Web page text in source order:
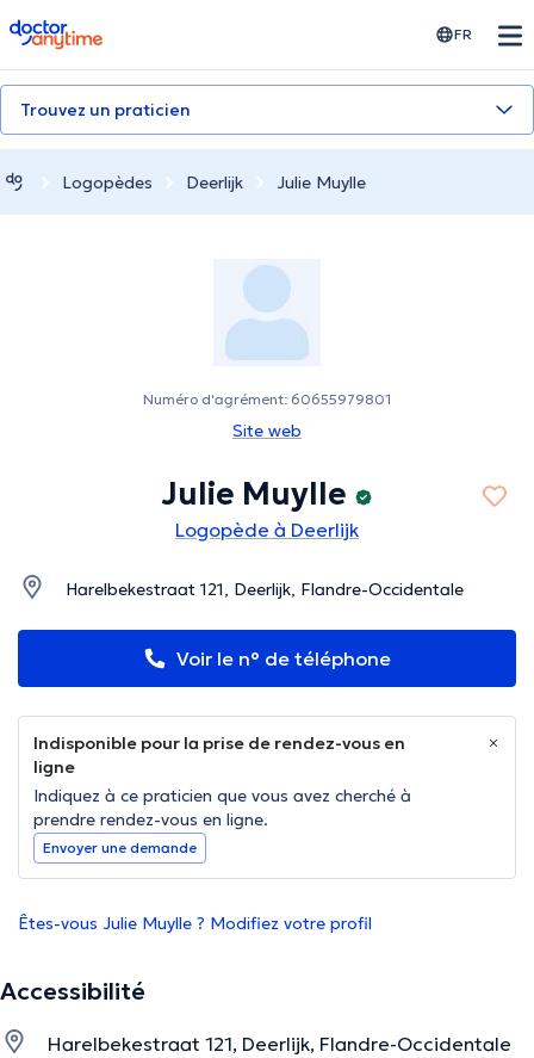
doctoranytime FR
Trouvez un praticien
Logopèdes Deerlijk Julie Muylle
Numéro d'agrément: 60655979801
Site web
Julie Muylle
Logopède à Deerlijk
Harelbekestraat 121, Deerlijk, Flandre-Occidentale
Voir le n° de téléphone
Indisponible pour la prise de rendez-vous en
ligne
Indiquez à ce praticien que vous avez cherché à
prendre rendez-vous en ligne.
Envoyer une demande
Êtes-vous Julie Muylle ? Modifiez votre profil
Accessibilité
Harelbekestraat 121, Deerlijk, Flandre-Occidentale